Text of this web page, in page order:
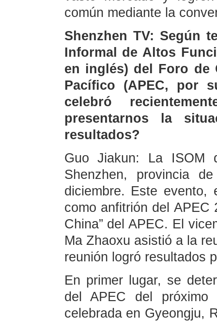
común mediante la
Shenzhen TV: Según
Informal de Altos
en inglés) del Foro de
Pacífico (APEC, por
celebró
presentarnos la
resultados?
Guo Jiakun: La ISOM
Shenzhen, provincia
diciembre. Este evento,
como anfitrión del APEC
China” del APEC. El
Ma Zhaoxu asistió a la
reunión logró resultados
En primer lugar, se
del APEC del
celebrada en Gyeongju,